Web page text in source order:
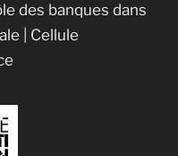
des banques dans
| Cellule